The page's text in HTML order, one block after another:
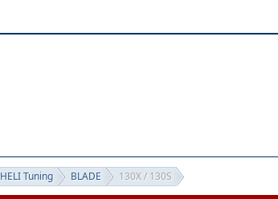
Tuning BLADE 130X / 130S